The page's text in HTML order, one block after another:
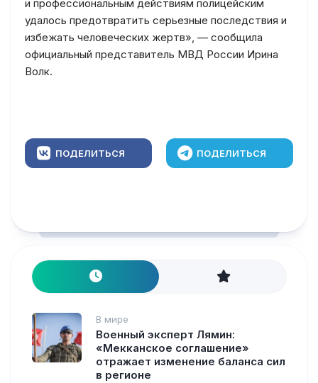
и профессиональным действиям полицейским
удалось предотвратить серьезные последствия и
избежать человеческих жертв», — сообщила
официальный представитель МВД России Ирина
Волк.
ПОДЕЛИТЬСЯ ПОДЕЛИТЬСЯ
В мире
Военный эксперт Лямин:
«Мекканское соглашение»
отражает изменение баланса сил
в регионе